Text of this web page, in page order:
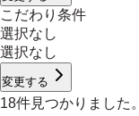
こだわり条件
選択なし
選択なし
変更する
18件見つかりました。